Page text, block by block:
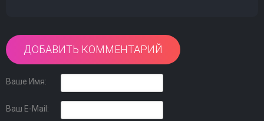
ДОБАВИТЬ КОММЕНТАРИЙ
Ваше Имя:
Ваш E-Mail: